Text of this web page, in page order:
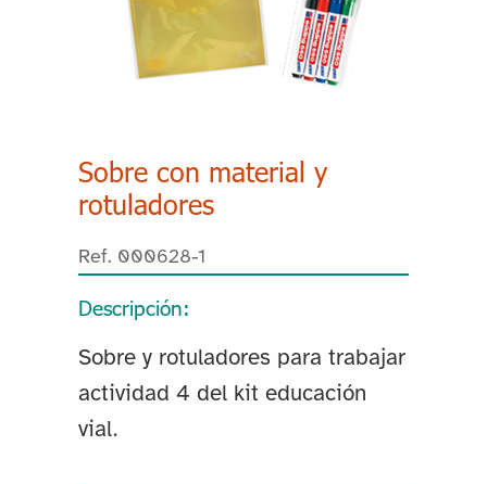
Sobre con material y
rotuladores
Ref. 000628-1
Descripción:
Sobre y rotuladores para trabajar
actividad 4 del kit educación
vial.